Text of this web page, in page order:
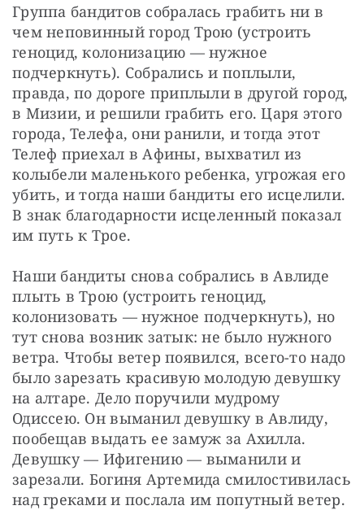
Группа бандитов собралась грабить ни в
чем неповинный город Трою (устроить
геноцид, колонизацию — нужное
подчеркнуть). Собрались и поплыли,
правда, по дороге приплыли в другой город,
в Мизии, и решили грабить его. Царя этого
города, Телефа, они ранили, и тогда этот
Телеф приехал в Афины, выхватил из
колыбели маленького ребенка, угрожая его
убить, и тогда наши бандиты его исцелили.
В знак благодарности исцеленный показал
им путь к Трое.
Наши бандиты снова собрались в Авлиде
плыть в Трою (устроить геноцид,
колонизовать — нужное подчеркнуть), но
тут снова возник затык: не было нужного
ветра. Чтобы ветер появился, всего-то надо
было зарезать красивую молодую девушку
на алтаре. Дело поручили мудрому
Одиссею. Он выманил девушку в Авлиду,
пообещав выдать ее замуж за Ахилла.
Девушку — Ифигению — выманили и
зарезали. Богиня Артемида смилостивилась
над греками и послала им попутный ветер.